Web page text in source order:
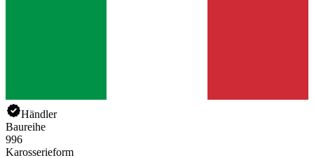
Händler
Baureihe
996
Karosserieform